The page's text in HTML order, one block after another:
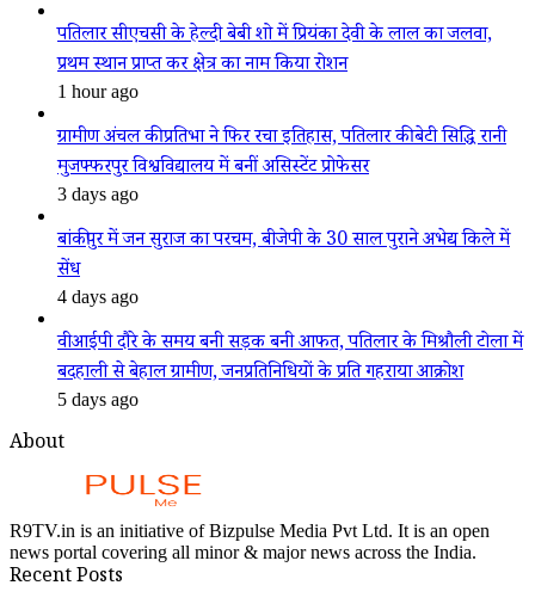
पतिलार सीएचसी के हेल्दी बेबी शो में प्रियंका देवी के लाल का जलवा,
प्रथम स्थान प्राप्त कर क्षेत्र का नाम किया रोशन
1 hour ago
ग्रामीण अंचल की प्रतिभा ने फिर रचा इतिहास, पतिलार की बेटी सिद्धि रानी
मुजफ्फरपुर विश्वविद्यालय में बनीं असिस्टेंट प्रोफेसर
3 days ago
बांकीपुर में जन सुराज का परचम, बीजेपी के 30 साल पुराने अभेद्य किले में
सेंध
4 days ago
वीआईपी दौरे के समय बनी सड़क बनी आफत, पतिलार के मिश्रौली टोला में
बदहाली से बेहाल ग्रामीण, जनप्रतिनिधियों के प्रति गहराया आक्रोश
5 days ago
About
R9TV.in is an initiative of Bizpulse Media Pvt Ltd. It is an open
news portal covering all minor & major news across the India.
Recent Posts